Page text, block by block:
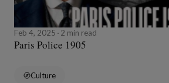
Feb 4, 2025 2 min read
Paris Police 1905
Culture